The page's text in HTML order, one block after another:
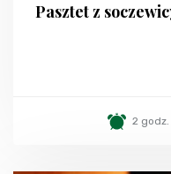
Pasztet z
2 godz.